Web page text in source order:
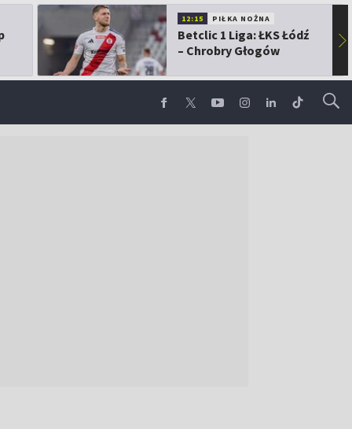
12:15 PIŁKA NOŻNA
Betclic 1 Liga: ŁKS Łódź
– Chrobry Głogów
▶